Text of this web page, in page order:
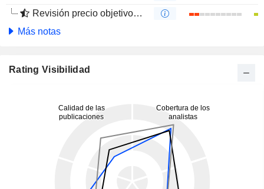
Revisión precio objetivo 4 m
Más notas
Rating Visibilidad